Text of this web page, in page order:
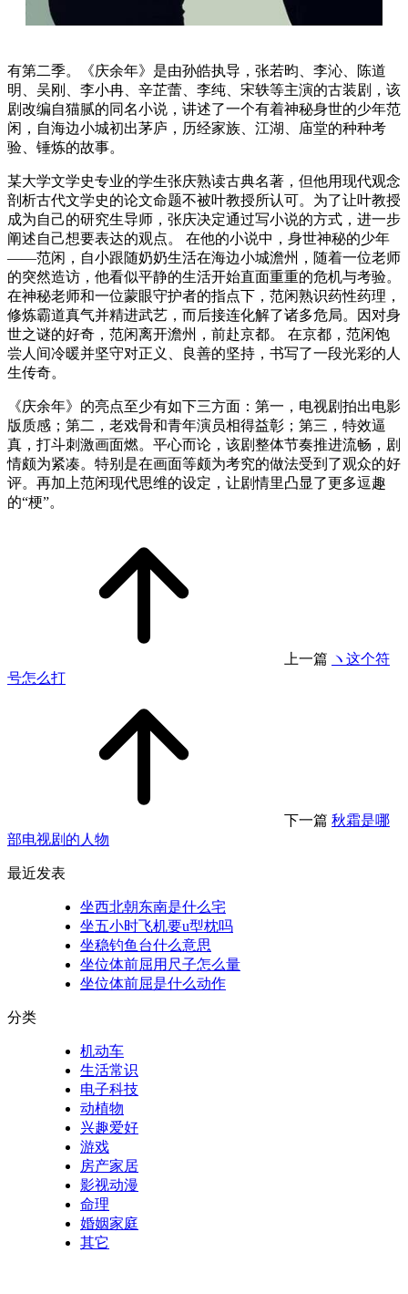
有第二季。《庆余年》是由孙皓执导，张若昀、李沁、陈道
明、吴刚、李小冉、辛芷蕾、李纯、宋轶等主演的古装剧，该
剧改编自猫腻的同名小说，讲述了一个有着神秘身世的少年范
闲，自海边小城初出茅庐，历经家族、江湖、庙堂的种种考
验、锤炼的故事。
某大学文学史专业的学生张庆熟读古典名著，但他用现代观念
剖析古代文学史的论文命题不被叶教授所认可。为了让叶教授
成为自己的研究生导师，张庆决定通过写小说的方式，进一步
阐述自己想要表达的观点。 在他的小说中，身世神秘的少年
——范闲，自小跟随奶奶生活在海边小城澹州，随着一位老师
的突然造访，他看似平静的生活开始直面重重的危机与考验。
在神秘老师和一位蒙眼守护者的指点下，范闲熟识药性药理，
修炼霸道真气并精进武艺，而后接连化解了诸多危局。因对身
世之谜的好奇，范闲离开澹州，前赴京都。 在京都，范闲饱
尝人间冷暖并坚守对正义、良善的坚持，书写了一段光彩的人
生传奇。
《庆余年》的亮点至少有如下三方面：第一，电视剧拍出电影
版质感；第二，老戏骨和青年演员相得益彰；第三，特效逼
真，打斗刺激画面燃。平心而论，该剧整体节奏推进流畅，剧
情颇为紧凑。特别是在画面等颇为考究的做法受到了观众的好
评。再加上范闲现代思维的设定，让剧情里凸显了更多逗趣
的“梗”。
上一篇 ヽ这个符
号怎么打
下一篇 秋霜是哪
部电视剧的人物
最近发表
坐西北朝东南是什么宅
坐五小时飞机要u型枕吗
坐稳钓鱼台什么意思
坐位体前屈用尺子怎么量
坐位体前屈是什么动作
分类
机动车
生活常识
电子科技
动植物
兴趣爱好
游戏
房产家居
影视动漫
命理
婚姻家庭
其它